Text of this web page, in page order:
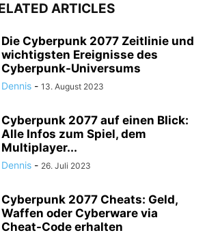
ARTICLES
Die Cyberpunk 2077 Zeitlinie und
wichtigsten Ereignisse des
Cyberpunk-Universums
Dennis - 13. August 2023
Cyberpunk 2077 auf einen Blick:
Alle Infos zum Spiel, dem
Multiplayer...
Dennis - 26. Juli 2023
Cyberpunk 2077 Cheats: Geld,
Waffen oder Cyberware via
Cheat-Code erhalten